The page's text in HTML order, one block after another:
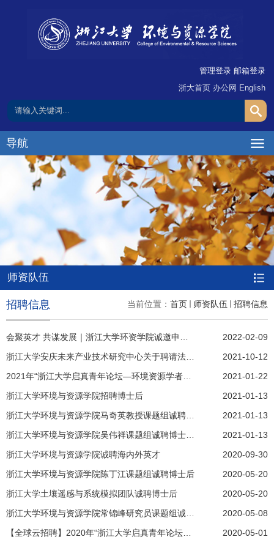
管理登录 邮箱登录
浙大首页 办公网 English
导航
师资队伍
当前位置： 首页 师资队伍 招聘信息
招聘信息
会聚英才 共谋发展｜浙江大学环资学院诚邀申报优青（海外）项目
2022-02-09
浙江大学安庆未来产业技术研究中心关于聘请法律顾问的公告
2021-10-12
2021年“浙江大学启真青年论坛—环境资源学者创新论坛”
2021-01-22
浙江大学环境与资源学院招聘博士后
2021-01-13
浙江大学环境与资源学院马奇英教授课题组诚聘博士后
2021-01-13
浙江大学环境与资源学院吴伟祥课题组诚聘博士后研究人员
2021-01-13
浙江大学环境与资源学院诚聘海内外英才
2020-09-30
浙江大学环境与资源学院陈丁江课题组诚聘博士后
2020-05-20
浙江大学土壤遥感与系统模拟团队诚聘博士后
2020-05-20
浙江大学环境与资源学院常锦峰研究员课题组诚聘博士后
2020-05-08
【全球云招聘】2020年“浙江大学启真青年论坛—环境资源学者创新论坛”
2020-05-01